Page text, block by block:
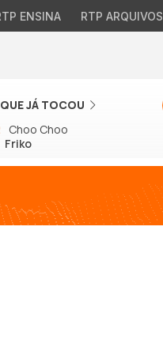
ENSINA RTP ARQUIVOS
JÁ TOCOU
Choo Choo
Friko